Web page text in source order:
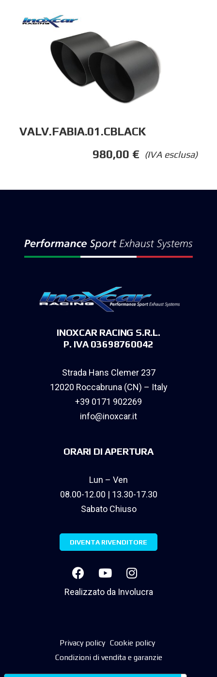
VALV.FABIA.01.CBLACK
(IVA esclusa)
980,00 €
INOXCAR RACING S.R.L.
P. IVA 03698760042
Strada Hans Clemer 237
12020 Roccabruna (CN) – Italy
+39 0171 902269
info@inoxcar.it
ORARI DI APERTURA
Lun – Ven
08.00-12.00 | 13.30-17.30
Sabato Chiuso
DIVENTA RIVENDITORE
Realizzato da Involucra
Privacy policy Cookie policy
Condizioni di vendita e garanzie